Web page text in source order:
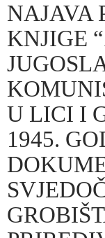
NAJAVA
KNJIGE
U LICI I
1945.